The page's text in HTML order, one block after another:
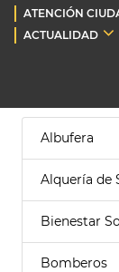
ATENCIÓN
ACTUALIDAD
Albufera
Alquería de
Bienestar
Bomberos